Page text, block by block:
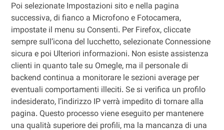
Poi selezionate Impostazioni sito e nella pagina
successiva, di fianco a Microfono e Fotocamera,
impostate il menu su Consenti. Per Firefox, cliccate
sempre sull’icona del lucchetto, selezionate Connessione
sicura e poi Ulteriori informazioni. Non esiste assistenza
clienti in quanto tale su Omegle, ma il personale di
backend continua a monitorare le sezioni average per
eventuali comportamenti illeciti. Se si verifica un profilo
indesiderato, l’indirizzo IP verrà impedito di tornare alla
pagina. Questo processo viene eseguito per mantenere
una qualità superiore dei profili, ma la mancanza di una